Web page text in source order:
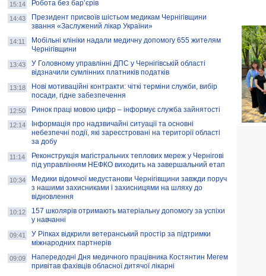
скільки на ньому заробляє? І куди
витрачають?
15:14 Робота без бар’єрів
14:43
Президент присвоїв шістьом медикам Чернігівщини
звання «Заслужений лікар України»
14:11
Мобільні клініки надали медичну допомогу 655 жителям
Чернігівщини
13:43
У Головному управлінні ДПС у Чернігівській області
відзначили сумлінних платників податків
13:18
Нові мотиваційні контракти: чіткі терміни служби, вибір
посади, гідне забезпечення
12:50 Ринок праці мовою цифр – інформує служба зайнятості
12:14
Інформація про надзвичайні ситуації та основні
небезпечні події, які зареєстровані на території області
за добу
11:14
Реконструкція магістральних теплових мереж у Чернігові
під управлінням НЕФКО виходить на завершальний етап
10:34
Медики відомчої медустанови Чернігівщини завжди поруч
з нашими захисниками і захисницями на шляху до
відновлення
10:12
157 школярів отримають матеріальну допомогу за успіхи
у навчанні
09:41
У Ріпках відкрили ветеранський простір за підтримки
міжнародних партнерів
09:09
Напередодні Дня медичного працівника Костянтин Мегем
привітав фахівців обласної дитячої лікарні